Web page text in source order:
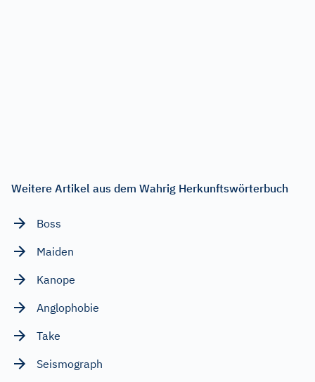
Weitere Artikel aus dem Wahrig Herkunftswörterbuch
Boss
Maiden
Kanope
Anglophobie
Take
Seismograph